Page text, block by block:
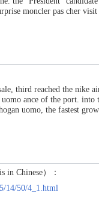
moncler pas cher
third reached the nike
ance of the port. into
uomo, the fastest
in Chinese）：
14/50/4_1.html